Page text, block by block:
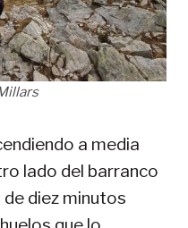
a media
lado del barranco
diez minutos